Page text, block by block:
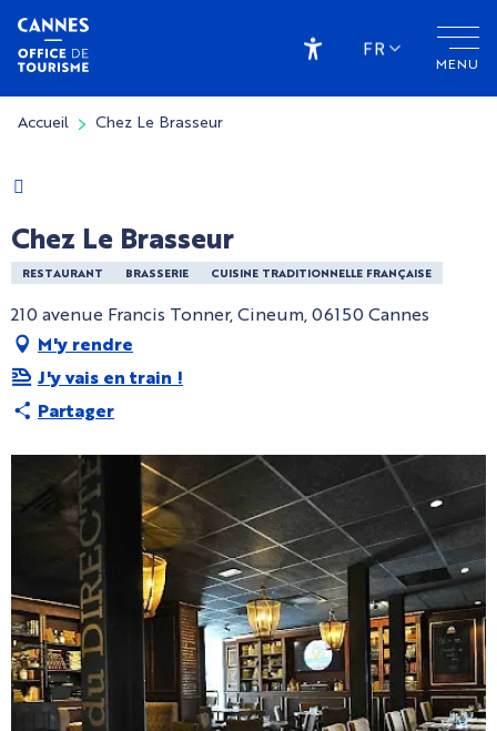
Aller
contenu
principal
MENU
Accessibilité
FR
Accueil Chez Le Brasseur
Chez Le Brasseur
RESTAURANT BRASSERIE CUISINE TRADITIONNELLE FRANÇAISE
Charte Bienvenue à Cannes
210 avenue Francis Tonner, Cineum, 06150 Cannes
M'y rendre
J'y vais en train !
Partager